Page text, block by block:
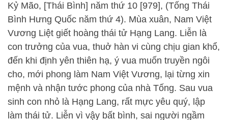
Kỷ Mão, [Thái Bình] năm thứ 10 [979], (Tống Thái
Bình Hưng Quốc năm thứ 4). Mùa xuân, Nam Việt
Vương Liệt giết hoàng thái tử Hạng Lang. Liễn là
con trưởng của vua, thuở hàn vi cùng chịu gian khổ,
đến khi định yên thiên hạ, ý vua muốn truyền ngôi
cho, mới phong làm Nam Việt Vương, lại từng xin
mệnh và nhận tước phong của nhà Tống. Sau vua
sinh con nhỏ là Hạng Lang, rất mực yêu quý, lập
làm thái tử. Liễn vì vậy bất bình, sai người ngầm